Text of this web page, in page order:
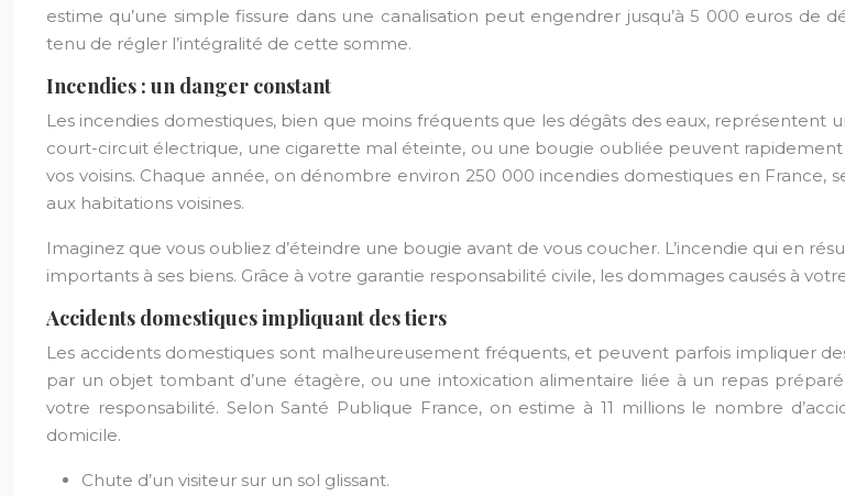
estime qu’une simple fissure dans une canalisation peut engendrer jusqu’à 5 000 euros de
tenu de régler l’intégralité de cette somme.
Incendies : un danger constant
Les incendies domestiques, bien que moins fréquents que les dégâts des eaux,
court-circuit électrique, une cigarette mal éteinte, ou une bougie oubliée peuvent
vos voisins. Chaque année, on dénombre environ 250 000 incendies domestiques en
aux habitations voisines.
Imaginez que vous oubliez d’éteindre une bougie avant de vous coucher. L’incendie qui en
importants à ses biens. Grâce à votre garantie responsabilité civile, les dommages causés à
Accidents domestiques impliquant des tiers
Les accidents domestiques sont malheureusement fréquents, et peuvent parfois impliquer
par un objet tombant d’une étagère, ou une intoxication alimentaire liée à un repas
votre responsabilité. Selon Santé Publique France, on estime à 11 millions le nombre
domicile.
Chute d’un visiteur sur un sol glissant.